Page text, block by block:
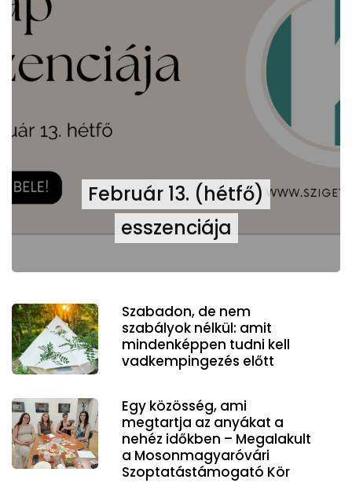
Február 13. (hétfő)
esszenciája
Szabadon, de nem
szabályok nélkül: amit
mindenképpen tudni kell
vadkempingezés előtt
Egy közösség, ami
megtartja az anyákat a
nehéz időkben – Megalakult
a Mosonmagyaróvári
Szoptatástámogató Kör